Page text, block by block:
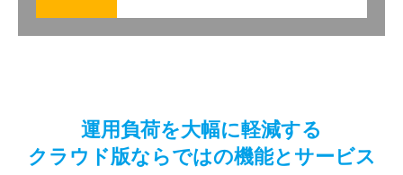
運用負荷を大幅に軽減する
クラウド版ならではの機能とサービス